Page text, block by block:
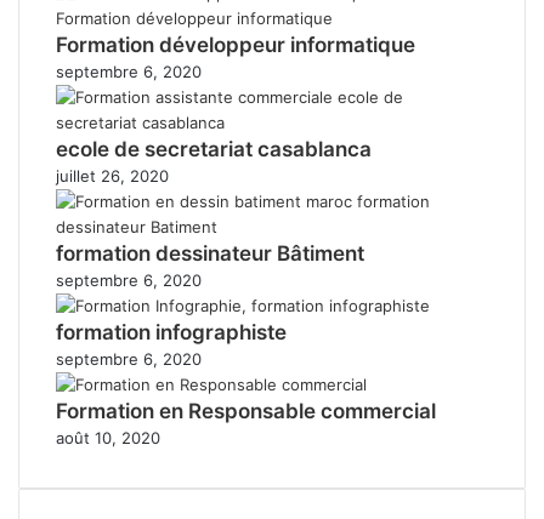
Formation développeur informatique
septembre 6, 2020
ecole de secretariat casablanca
juillet 26, 2020
formation dessinateur Bâtiment
septembre 6, 2020
formation infographiste
septembre 6, 2020
Formation en Responsable commercial
août 10, 2020